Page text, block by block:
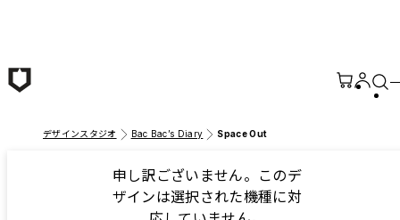
デザインスタジオ Bac Bac’s Diary Space Out
申し訳ございません。このデ
ザインは選択された機種に対